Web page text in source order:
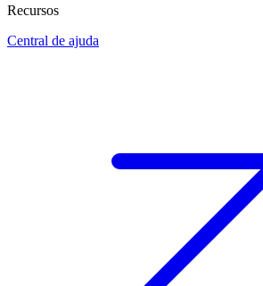
Recursos
Central de ajuda